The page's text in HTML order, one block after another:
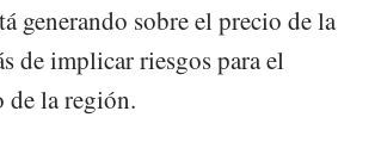
generando sobre el precio de la
de implicar riesgos para el
de la región.